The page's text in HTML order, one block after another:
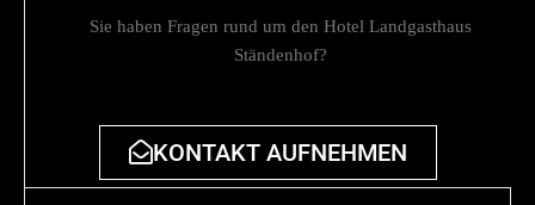
Sie haben Fragen rund um den Hotel Landgasthaus
Ständenhof?
KONTAKT AUFNEHMEN